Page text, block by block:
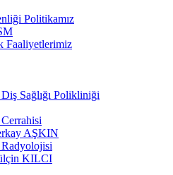
Politikamız
Faaliyetlerimiz
Sağlığı Polikliniği
AŞKIN
KILCI